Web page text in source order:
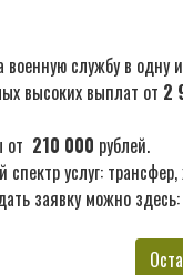
военную службу в
высоких выплат от 2
от 210 000 рублей.
услуг:
заявку можно здесь: